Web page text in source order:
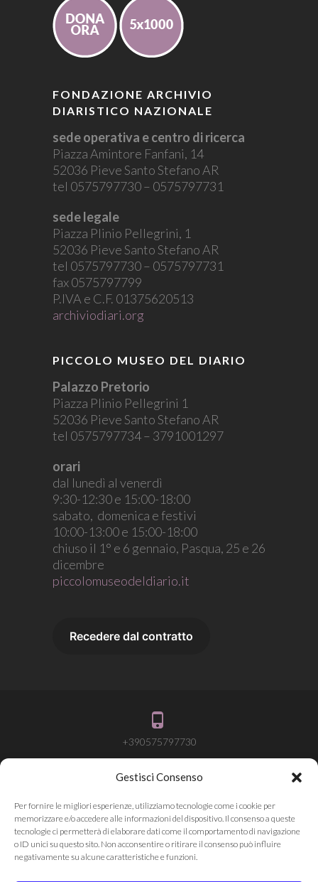
Gestisci Consenso
Per fornire le migliori esperienze, utilizziamo tecnologie come i cookie per
memorizzare e/o accedere alle informazioni del dispositivo. Il consenso a queste
tecnologie ci permetterà di elaborare dati come il comportamento di navigazione
o ID unici su questo sito. Non acconsentire o ritirare il consenso può influire
negativamente su alcune caratteristiche e funzioni.
FONDAZIONE ARCHIVIO
DIARISTICO NAZIONALE
sede operativa e centro di ricerca
Piazza Amintore Fanfani, 14
52036 Pieve Santo Stefano AR
tel 0575797730 – 0575797731
sede legale
Piazza Plinio Pellegrini, 1
52036 Pieve Santo Stefano AR
tel 0575797730 – 0575797731
fax 0575797799
P.IVA e C.F. 01375620513
archiviodiari.org
PICCOLO MUSEO DEL DIARIO
Palazzo Pretorio
Piazza Plinio Pellegrini 1
52036 Pieve Santo Stefano AR
tel 0575797734 – 3791001297
orari
dal lunedì al venerdì
9:30-12:30 e 15:00-18:00
sabato, domenica e festivi
10:00-13:00 e 15:00-18:00
chiuso il 1° e 6 gennaio, Pasqua, 25 e 26
dicembre
piccolomuseodeldiario.it
+390575797730
Pieve Santo Stefano AR